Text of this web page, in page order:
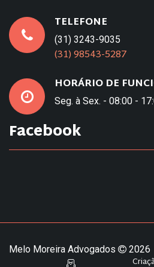
TELEFONE
(31) 3243-9035
(31) 98543-5287
HORÁRIO DE
Seg. à Sex. - 08:00 -
Facebook
Melo Moreira Advogados 2026